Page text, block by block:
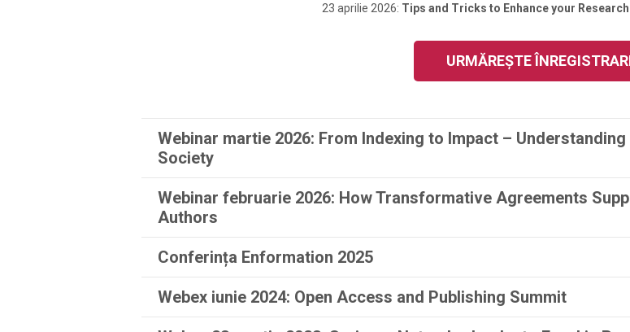
23 aprilie 2026: Tips and Tricks to Enhance your
URMĂREȘTE
Webinar martie 2026: From Indexing to Impact –
Society
Webinar februarie 2026: How Transformative Agreements
Authors
Conferința Enformation 2025
Webex iunie 2024: Open Access and Publishing Summit